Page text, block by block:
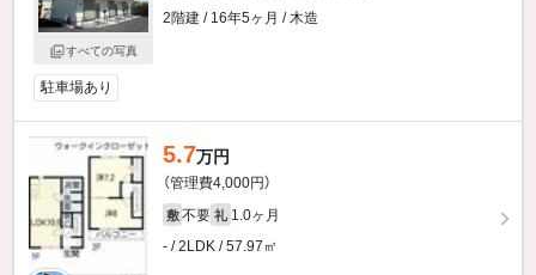
すべての写真
2階建 / 16年5ヶ月 / 木造
駐車場あり
5.7万円
（管理費4,000円）
敷 不要 礼 1.0ヶ月
- / 2LDK / 57.97㎡